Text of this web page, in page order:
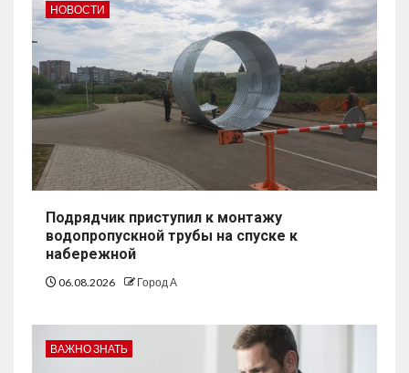
НОВОСТИ
Подрядчик приступил к монтажу
водопропускной трубы на спуске к
набережной
06.08.2026 Город А
ВАЖНО ЗНАТЬ